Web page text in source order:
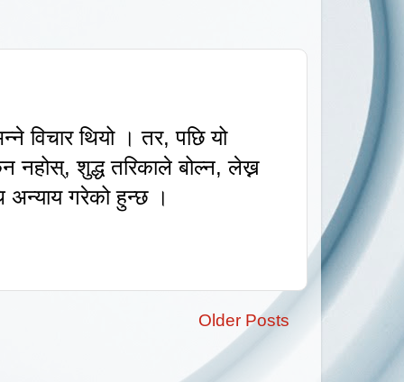
विचार थियो । तर,पछि यो
नहोस्,शुद्ध तरिकाले बोल्न,लेख्न
अन्याय गरेको हुन्छ ।
Older Posts